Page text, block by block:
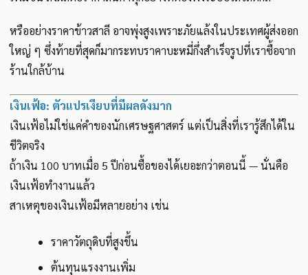
หรืออย่างราคาข้าวสาลี อาจพุ่งสูงเพราะภัยแล้งในประเทศผู้ส่งออก
ใหญ่ ๆ ซึ่งท้ายที่สุดก็มากระทบราคาบะหมี่กึ่งสำเร็จรูปที่เราซื้อจาก
ร้านใกล้บ้าน
เงินเฟ้อ: ตัวแปรเงียบที่มีผลดังมาก
เงินเฟ้อไม่ใช่แค่คำของนักเศรษฐศาสตร์ แต่เป็นสิ่งที่เรารู้สึกได้ใน
ชีวิตจริง
ถ้าเงิน 100 บาทเมื่อ 5 ปีก่อนซื้อของได้เยอะกว่าตอนนี้ — นั่นคือ
เงินเฟ้อทำงานแล้ว
สาเหตุของเงินเฟ้อมีหลายอย่าง เช่น
ราคาวัตถุดิบที่สูงขึ้น
ต้นทุนแรงงานเพิ่ม